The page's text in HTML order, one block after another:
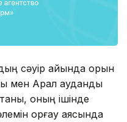
сәуір айында орын
мен Арал аудандық
оның ішінде
қорғау аясында